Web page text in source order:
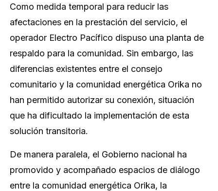
Como medida temporal para reducir las
afectaciones en la prestación del servicio, el
operador Electro Pacífico dispuso una planta de
respaldo para la comunidad. Sin embargo, las
diferencias existentes entre el consejo
comunitario y la comunidad energética Orika no
han permitido autorizar su conexión, situación
que ha dificultado la implementación de esta
solución transitoria.
De manera paralela, el Gobierno nacional ha
promovido y acompañado espacios de diálogo
entre la comunidad energética Orika, la